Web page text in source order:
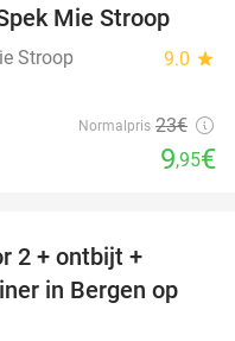
Mie Stroop
Stroop 9.0 star
Normalpris 23€
9,95€
2 + ontbijt +
in Bergen op